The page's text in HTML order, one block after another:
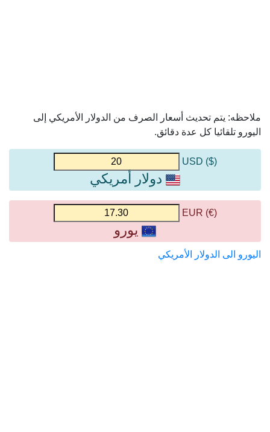
ملاحظه: يتم تحديث أسعار الصرف من الدولار الأمريكي إلى
اليورو تلقائيا كل عدة دقائق.
($) USD
دولار أمريكي
(€) EUR
يورو
اليورو الى الدولار الأمريكي